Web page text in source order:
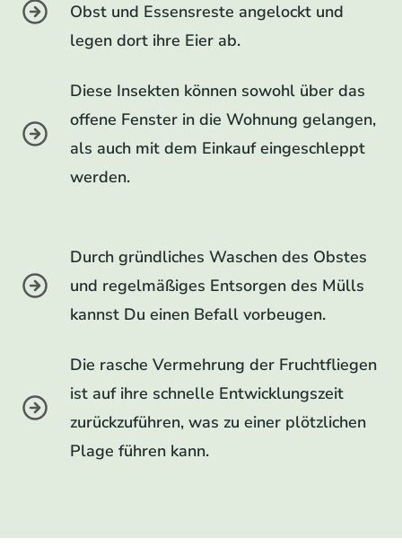
Obst und Essensreste angelockt und
legen dort ihre Eier ab.
Diese Insekten können sowohl über das
offene Fenster in die Wohnung gelangen,
als auch mit dem Einkauf eingeschleppt
werden.
Durch gründliches Waschen des Obstes
und regelmäßiges Entsorgen des Mülls
kannst Du einen Befall vorbeugen.
Die rasche Vermehrung der Fruchtfliegen
ist auf ihre schnelle Entwicklungszeit
zurückzuführen, was zu einer plötzlichen
Plage führen kann.